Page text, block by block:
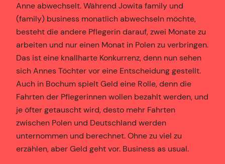
Anne abwechselt. Während Jowita family und
(family) business monatlich abwechseln möchte,
besteht die andere Pflegerin darauf, zwei Monate zu
arbeiten und nur einen Monat in Polen zu verbringen.
Das ist eine knallharte Konkurrenz, denn nun sehen
sich Annes Töchter vor eine Entscheidung gestellt.
Auch in Bochum spielt Geld eine Rolle, denn die
Fahrten der Pflegerinnen wollen bezahlt werden, und
je öfter getauscht wird, desto mehr Fahrten
zwischen Polen und Deutschland werden
unternommen und berechnet. Ohne zu viel zu
erzählen, aber Geld geht vor. Business as usual.